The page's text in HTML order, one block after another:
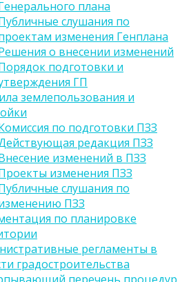
плана
слушания по
изменения Генплана
о внесении изменений
подготовки и
ГП
землепользования и
по подготовки ПЗЗ
редакция ПЗЗ
изменений в ПЗЗ
изменения ПЗЗ
слушания по
ПЗЗ
по планировке
регламенты в
градостроительства